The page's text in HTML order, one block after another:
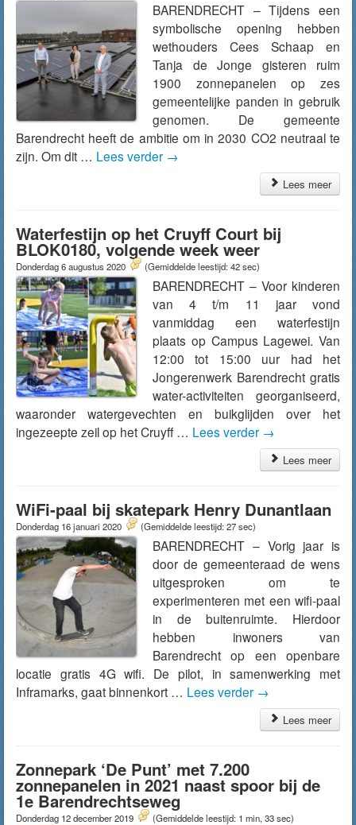
BARENDRECHT – Tijdens een
symbolische opening hebben
wethouders Cees Schaap en
Tanja de Jonge gisteren ruim
1900 zonnepanelen op zes
gemeentelijke panden in gebruik
genomen. De gemeente
Barendrecht heeft de ambitie om in 2030 CO2 neutraal te
zijn. Om dit … Lees verder →
Lees meer
Waterfestijn op het Cruyff Court bij
BLOK0180, volgende week weer
Donderdag 6 augustus 2020 (Gemiddelde leestijd: 42 sec)
BARENDRECHT – Voor kinderen
van 4 t/m 11 jaar vond
vanmiddag een waterfestijn
plaats op Campus Lagewei. Van
12:00 tot 15:00 uur had het
Jongerenwerk Barendrecht gratis
water-activiteiten georganiseerd,
waaronder watergevechten en buikglijden over het
ingezeepte zeil op het Cruyff … Lees verder →
Lees meer
WiFi-paal bij skatepark Henry Dunantlaan
Donderdag 16 januari 2020 (Gemiddelde leestijd: 27 sec)
BARENDRECHT – Vorig jaar is
door de gemeenteraad de wens
uitgesproken om te
experimenteren met een wifi-paal
in de buitenruimte. Hierdoor
hebben inwoners van
Barendrecht op een openbare
locatie gratis 4G wifi. De pilot, in samenwerking met
Inframarks, gaat binnenkort … Lees verder →
Lees meer
Zonnepark ‘De Punt’ met 7.200
zonnepanelen in 2021 naast spoor bij de
1e Barendrechtseweg
Donderdag 12 december 2019 (Gemiddelde leestijd: 1 min, 33 sec)